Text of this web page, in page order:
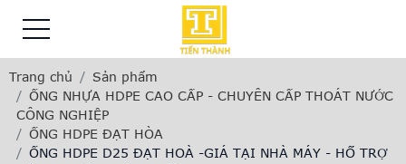
Trang chủ
Sản phẩm
ỐNG NHỰA HDPE CAO CẤP - CHUYÊN CẤP THOÁT NƯỚC
CÔNG NGHIỆP
ỐNG HDPE ĐẠT HÒA
ỐNG HDPE D25 ĐẠT HOÀ -GIÁ TẠI NHÀ MÁY - HỔ TRỢ